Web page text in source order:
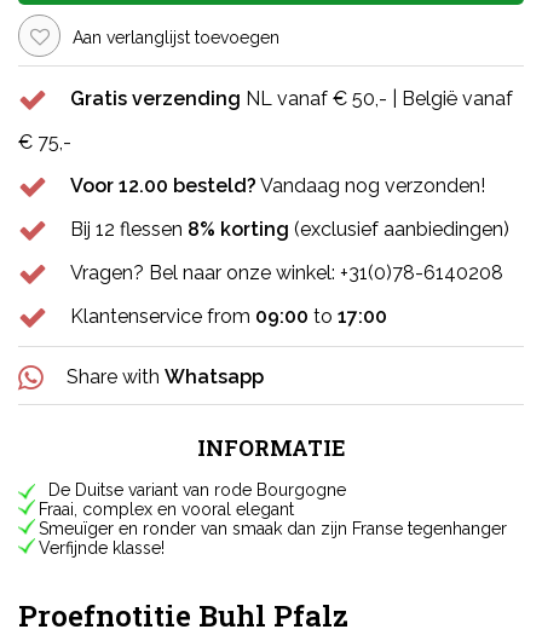
Aan verlanglijst toevoegen
Gratis verzending NL vanaf € 50,- | België vanaf
€ 75,-
Voor 12.00 besteld? Vandaag nog verzonden!
Bij 12 flessen 8% korting (exclusief aanbiedingen)
Vragen? Bel naar onze winkel: +31(0)78-6140208
Klantenservice from 09:00 to 17:00
Share with Whatsapp
INFORMATIE
De Duitse variant van rode Bourgogne
Fraai, complex en vooral elegant
Smeuïger en ronder van smaak dan zijn Franse tegenhanger
Verfijnde klasse!
Proefnotitie Buhl Pfalz